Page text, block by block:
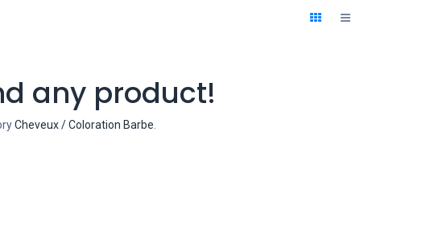
any product!
Cheveux / Coloration Barbe